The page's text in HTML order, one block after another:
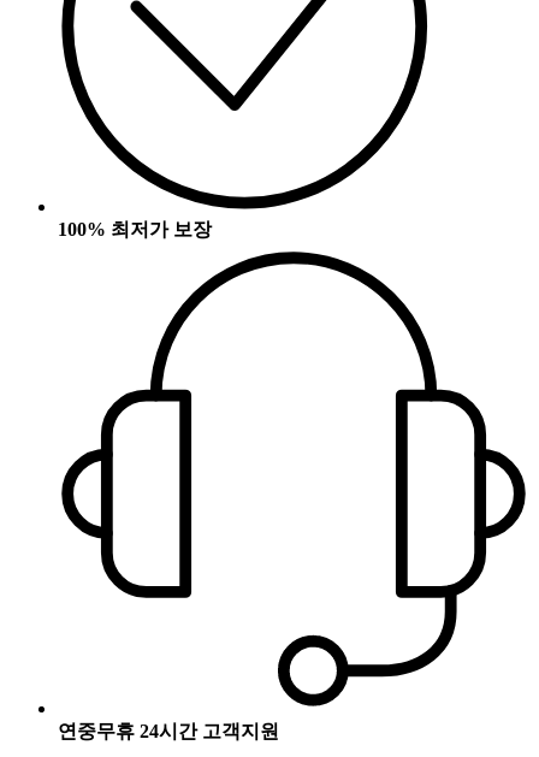
100% 최저가 보장
연중무휴 24시간 고객지원